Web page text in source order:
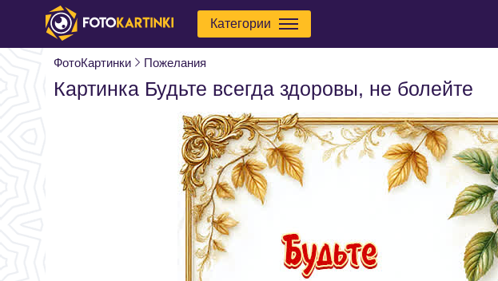
Категории
ФотоКартинки Пожелания
Картинка Будьте всегда здоровы, не болейте